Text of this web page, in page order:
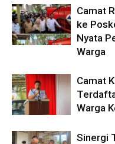
Camat
ke
Nyata
Warga
Camat
Warga
Sinergi